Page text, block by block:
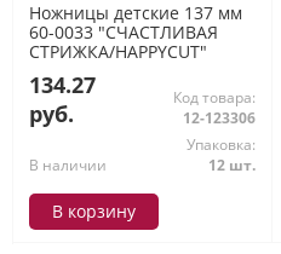
Ножницы детские 137 мм
60-0033 "СЧАСТЛИВАЯ
СТРИЖКА/HAPPYCUT"
134.27
руб.
Код товара:
12-123306
В наличии
Упаковка:
12 шт.
В корзину